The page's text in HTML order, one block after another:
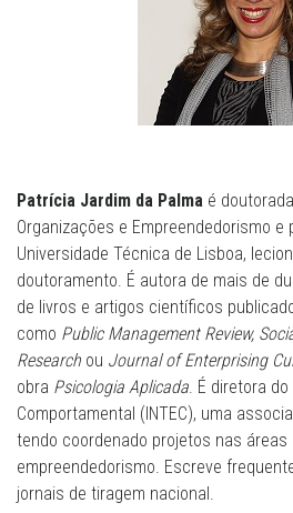
Patrícia Jardim da Palma é
Organizações e Empreendedorismo e
Universidade Técnica de Lisboa,
doutoramento. É autora de mais de
de livros e artigos científicos
como Public Management Review,
Research ou Journal of Enterprising
obra Psicologia Aplicada . É diretora
Comportamental (INTEC), uma
tendo coordenado projetos nas áreas
empreendedorismo. Escreve
jornais de tiragem nacional.